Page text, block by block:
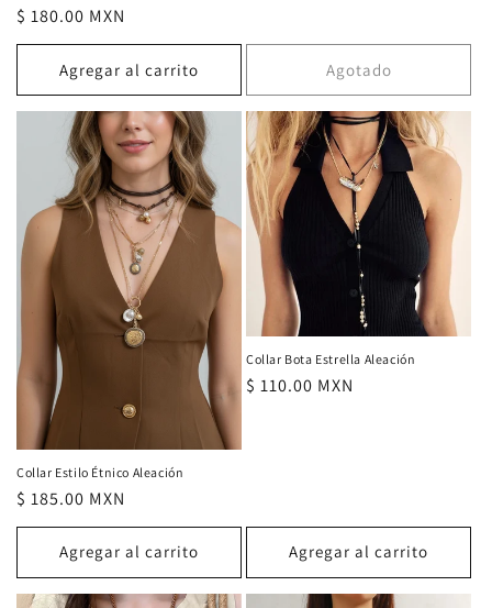
Precio
habitual
$ 180.00 MXN
Agregar al carrito Agotado
Collar Estilo Étnico Aleación
Precio
habitual
$ 185.00 MXN
Agregar al carrito
Collar Bota Estrella Aleación
Precio
$ 110.00 MXN
Agregar al carrito